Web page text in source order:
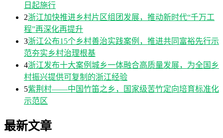
日起施行
2浙江加快推进乡村片区组团发展，推动新时代“千万工
程”再深化再提升
3浙江公布15个乡村善治实践案例，推进共同富裕先行示
范夯实乡村治理根基
4浙江发布十大案例城乡一体融合高质量发展，为全国乡
村振兴提供可复制的浙江经验
5紫荆村——中国竹笛之乡，国家级苦竹定向培育标准化
示范区
最新文章